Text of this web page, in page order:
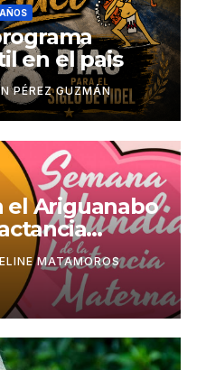
en el pais
PÉREZ GUZMÁN
el Ariguanabo
MATAMOROS